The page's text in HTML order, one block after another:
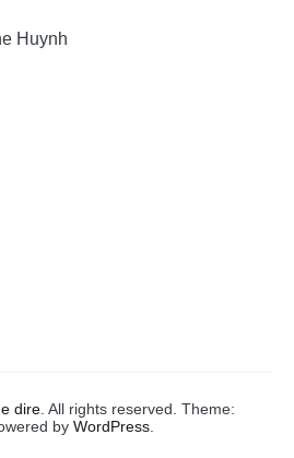
Huynh
dire . All rights reserved. Theme:
by WordPress